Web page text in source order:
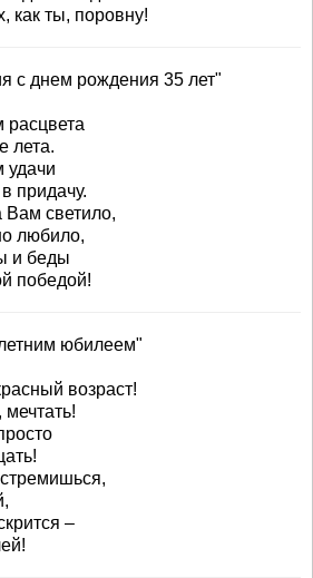
как ты, поровну!
с днем рождения 35 лет"
лета.
придачу.
Вам светило,
любило,
и беды
победой!
юбилеем"
возраст!
–